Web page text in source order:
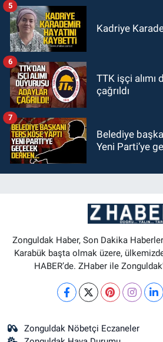
Kadriye
5
TTK işçi alımı
çağrıldı
6
Belediye
Yeni Parti’ye
7
Zonguldak Haber, Son Dakika
Karabük başta olmak üzere,
HABER’de. ZHaber ile
Zonguldak Nöbetçi Eczaneler